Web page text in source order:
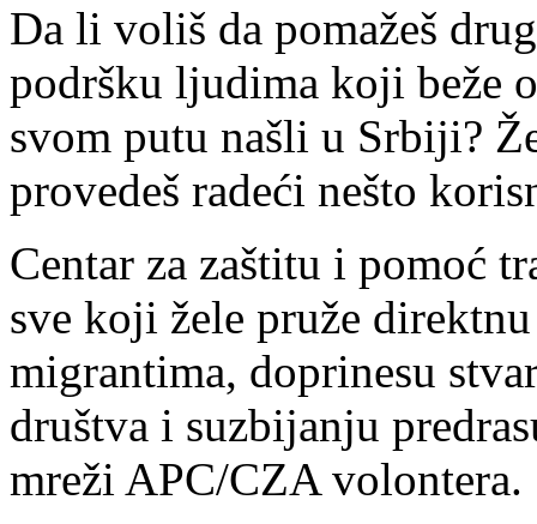
Da li voliš da pomažeš
podršku ljudima koji beže
svom putu našli u Srbiji?
provedeš radeći nešto
Centar za zaštitu i pomoć
sve koji žele pruže
migrantima, doprinesu
društva i suzbijanju
mreži APC/CZA volontera.